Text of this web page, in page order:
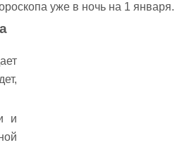
уже в ночь на 1 января.
и